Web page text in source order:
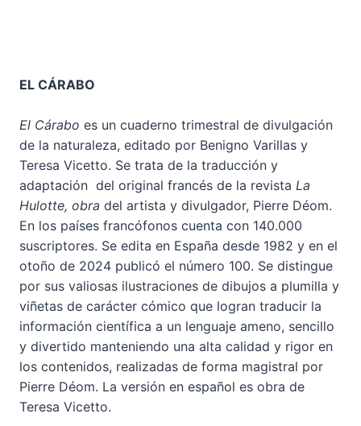
EL CÁRABO
El Cárabo es un cuaderno trimestral de divulgación
de la naturaleza, editado por Benigno Varillas y
Teresa Vicetto. Se trata de la traducción y
adaptación del original francés de la revista La
Hulotte, obra del artista y divulgador, Pierre Déom.
En los países francófonos cuenta con 140.000
suscriptores. Se edita en España desde 1982 y en el
otoño de 2024 publicó el número 100. Se distingue
por sus valiosas ilustraciones de dibujos a plumilla y
viñetas de carácter cómico que logran traducir la
información científica a un lenguaje ameno, sencillo
y divertido manteniendo una alta calidad y rigor en
los contenidos, realizadas de forma magistral por
Pierre Déom. La versión en español es obra de
Teresa Vicetto.